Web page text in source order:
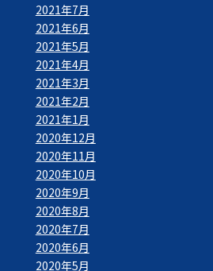
2021年7月
2021年6月
2021年5月
2021年4月
2021年3月
2021年2月
2021年1月
2020年12月
2020年11月
2020年10月
2020年9月
2020年8月
2020年7月
2020年6月
2020年5月